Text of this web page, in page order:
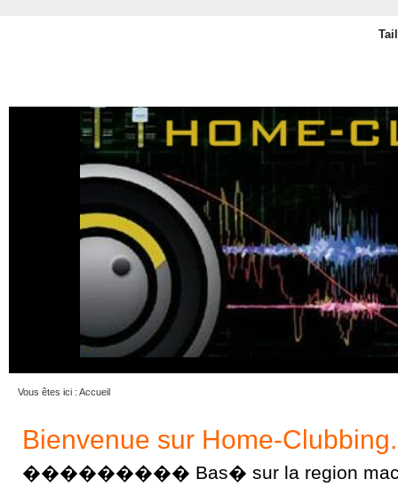
Vous êtes ici : Accueil
Bienvenue sur Home-
��������� Bas� sur la region